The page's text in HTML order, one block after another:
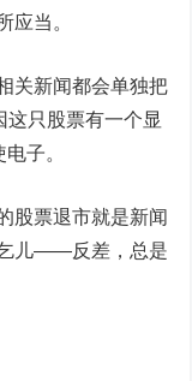
应当。
新闻都会单独把
这只股票有一个显
子。
票退市就是新闻
儿——反差，总是